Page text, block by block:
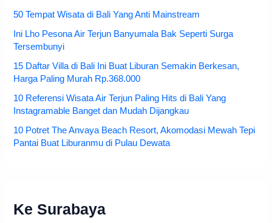
50 Tempat Wisata di Bali Yang Anti Mainstream
Ini Lho Pesona Air Terjun Banyumala Bak Seperti Surga
Tersembunyi
15 Daftar Villa di Bali Ini Buat Liburan Semakin Berkesan,
Harga Paling Murah Rp.368.000
10 Referensi Wisata Air Terjun Paling Hits di Bali Yang
Instagramable Banget dan Mudah Dijangkau
10 Potret The Anvaya Beach Resort, Akomodasi Mewah Tepi
Pantai Buat Liburanmu di Pulau Dewata
Ke Surabaya